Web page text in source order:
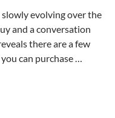
slowly evolving over the
and a conversation
there are a few
can purchase …